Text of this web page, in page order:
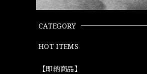
CATEGORY
HOT ITEMS
【即納商品】